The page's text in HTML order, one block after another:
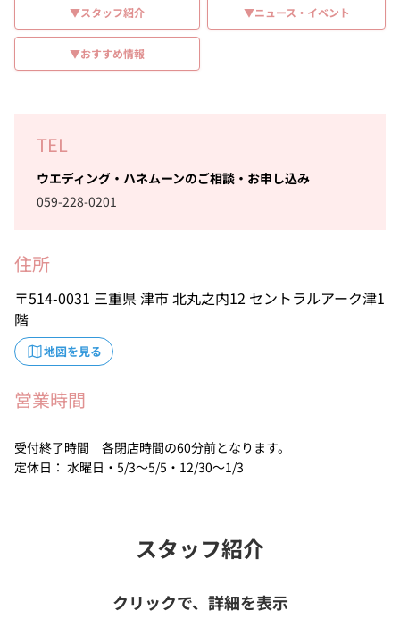
▼スタッフ紹介 ▼ニュース・イベント
▼おすすめ情報
TEL
ウエディング・ハネムーンのご相談・お申し込み
059-228-0201
住所
514-0031 三重県津市北丸之内12 セントラルアーク津1
階
地図を見る
営業時間
受付終了時間 各閉店時間の60分前となります。
定休日： 水曜日・5/3～5/5・12/30～1/3
スタッフ紹介
クリックで、詳細を表示